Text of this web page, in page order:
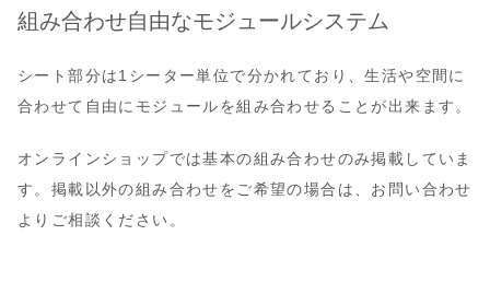
組み合わせ自由なモジュールシステム
シート部分は1シーター単位で分かれており、生活や空間に
合わせて自由にモジュールを組み合わせることが出来ます。
オンラインショップでは基本の組み合わせのみ掲載していま
す。掲載以外の組み合わせをご希望の場合は、 お問い合わせ
よりご相談ください。